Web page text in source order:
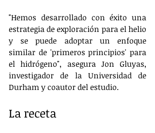
"Hemos desarrollado con éxito una
estrategia de exploración para el helio
y se puede adoptar un enfoque
similar de 'primeros principios' para
el hidrógeno", asegura Jon Gluyas,
investigador de la Universidad de
Durham y coautor del estudio.
La receta